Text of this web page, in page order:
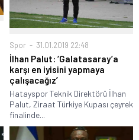
Spor 31.01.2019 22:48
İlhan Palut: ‘Galatasaray’a
karşı en iyisini yapmaya
çalışacağız’
Hatayspor Teknik Direktörü İlhan
Palut, Ziraat Türkiye Kupası çeyrek
finalinde...